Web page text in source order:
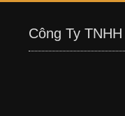
Công Ty